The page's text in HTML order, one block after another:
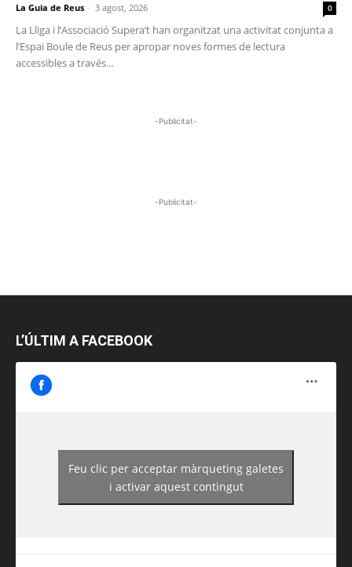
La Guia de Reus - 3 agost, 2026 0
La Lliga i l’Associació Supera’t han organitzat una activitat conjunta a
l’Espai Boule de Reus per apropar noves formes de lectura
accessibles a través...
-Publicitat-
-Publicitat-
L’ÚLTIM A FACEBOOK
https://www.facebook.com/guiadereus/
Feu clic per acceptar màrqueting galetes
i activar aquest contingut